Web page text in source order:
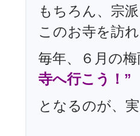
もちろん、宗
このお寺を訪
毎年、６月の
寺へ行こう！”
となるのが、